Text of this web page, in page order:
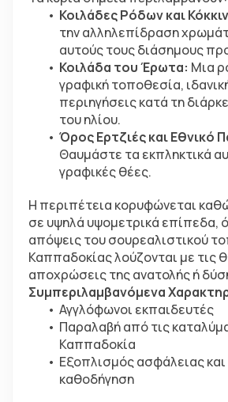
Κοιλάδες Ρόδων και
την αλληλεπίδραση
αυτούς τους διάσημους
Κοιλάδα του Έρωτα: Μια
γραφική τοποθεσία,
περιηγήσεις κατά τη
του ηλίου.
Όρος Ερτζιές και Εθνικό
Θαυμάστε τα εκπληκτικά
γραφικές θέες.
Η περιπέτεια κορυφώνεται
σε υψηλά υψομετρικά επίπεδα,
απόψεις του σουρεαλιστικού
Καππαδοκίας λούζονται με τις
αποχρώσεις της ανατολής ή
Συμπεριλαμβανόμενα
Αγγλόφωνοι εκπαιδευτές
Παραλαβή από τις
Καππαδοκία
Εξοπλισμός ασφάλειας
καθοδήγηση